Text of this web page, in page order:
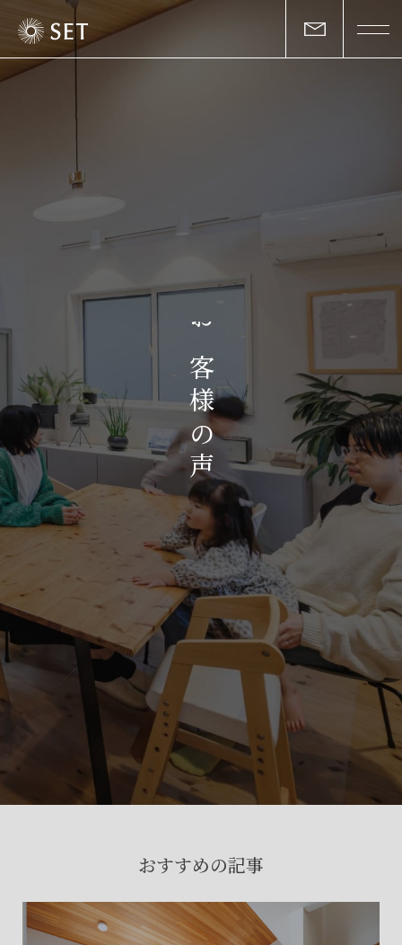
お
客
様
の
声
おすすめの記事
物件一覧
お客様の声
お知らせ・イベント
会社概要・アクセス
スタッフ紹介
プライバシーポリシー
賃貸管理サイトはこちら
会社に関することや物件についての
お問い合わせはこちらから
土地の活用・賃貸経営に関する
ご相談はこちら